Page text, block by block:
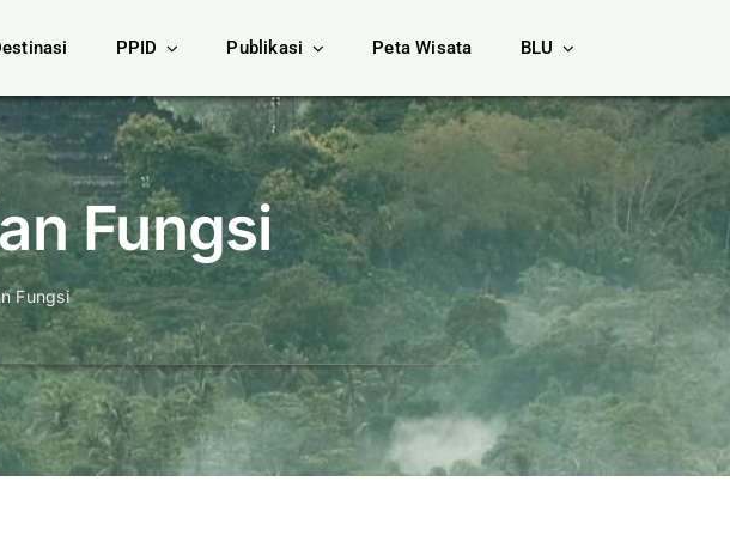
PPID Publikasi Peta Wisata BLU
Fungsi
Fungsi